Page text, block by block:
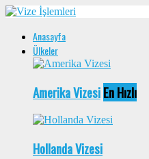
Anasayfa
Ülkeler
Amerika VizesiEn Hızlı
Hollanda Vizesi